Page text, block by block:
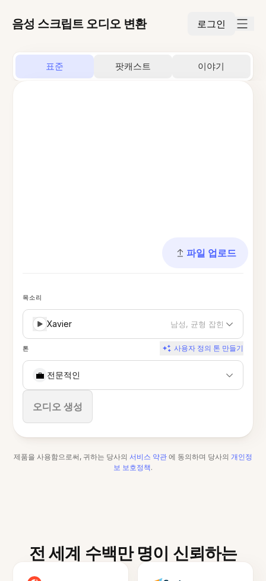
음성 스크립트 오디오 변환 로그인
표준 팟캐스트 이야기
파일 업로드
목소리
Xavier 남성, 균형 잡힌
톤 사용자 정의 톤 만들기
💼 전문적인
오디오 생성
중지
제품을 사용함으로써, 귀하는 당사의 서비스 약관 에 동의하며 당사의 개인정
보 보호정책.
전 세계 수백만 명이 신뢰하는